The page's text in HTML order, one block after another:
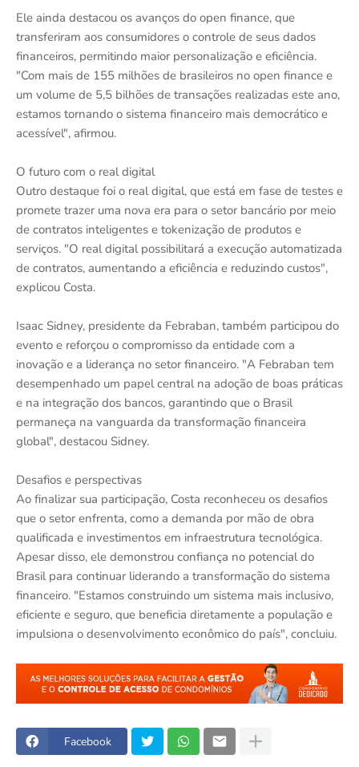
Ele ainda destacou os avanços do open finance, que
transferiram aos consumidores o controle de seus dados
financeiros, permitindo maior personalização e eficiência.
"Com mais de 155 milhões de brasileiros no open finance e
um volume de 5,5 bilhões de transações realizadas este ano,
estamos tornando o sistema financeiro mais democrático e
acessível", afirmou.
O futuro com o real digital
Outro destaque foi o real digital, que está em fase de testes e
promete trazer uma nova era para o setor bancário por meio
de contratos inteligentes e tokenização de produtos e
serviços. "O real digital possibilitará a execução automatizada
de contratos, aumentando a eficiência e reduzindo custos",
explicou Costa.
Isaac Sidney, presidente da Febraban, também participou do
evento e reforçou o compromisso da entidade com a
inovação e a liderança no setor financeiro. "A Febraban tem
desempenhado um papel central na adoção de boas práticas
e na integração dos bancos, garantindo que o Brasil
permaneça na vanguarda da transformação financeira
global", destacou Sidney.
Desafios e perspectivas
Ao finalizar sua participação, Costa reconheceu os desafios
que o setor enfrenta, como a demanda por mão de obra
qualificada e investimentos em infraestrutura tecnológica.
Apesar disso, ele demonstrou confiança no potencial do
Brasil para continuar liderando a transformação do sistema
financeiro. "Estamos construindo um sistema mais inclusivo,
eficiente e seguro, que beneficia diretamente a população e
impulsiona o desenvolvimento econômico do país", concluiu.
Facebook